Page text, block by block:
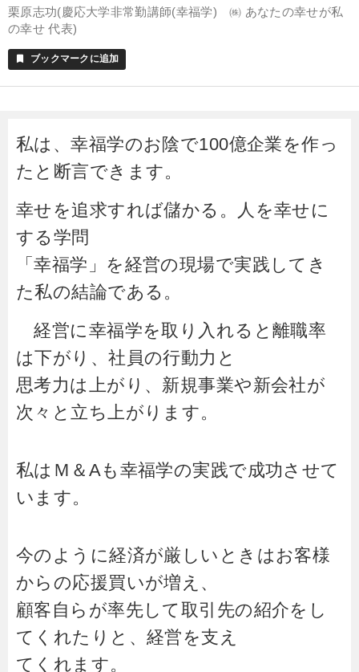
栗原志功(慶応大学非常勤講師(幸福学) ㈱ あなたの幸せが私
の幸せ 代表)
bookmark ブックマークに追加
私は、幸福学のお陰で100億企業を作っ
たと断言できます。
幸せを追求すれば儲かる。人を幸せに
する学問
「幸福学」を経営の現場で実践してき
た私の結論である。
経営に幸福学を取り入れると離職率
は下がり、社員の行動力と
思考力は上がり、新規事業や新会社が
次々と立ち上がります。
私はＭ＆Aも幸福学の実践で成功させて
います。
今のように経済が厳しいときはお客様
からの応援買いが増え、
顧客自らが率先して取引先の紹介をし
てくれたりと、経営を支え
てくれます。